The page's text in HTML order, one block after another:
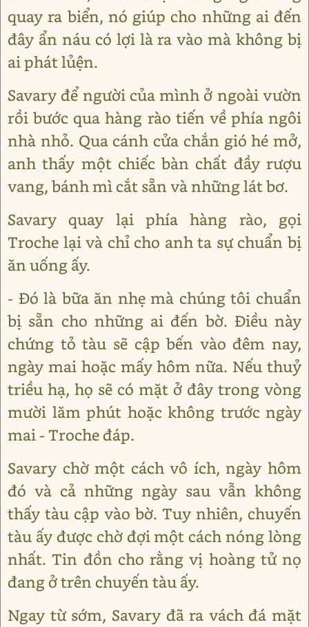
quay ra biển, nó giúp cho những ai đến
đây ẩn náu có lợi là ra vào mà không bị
ai phát lủện.
Savary để người của mình ở ngoài vườn
rồi bước qua hàng rào tiến về phía ngôi
nhà nhỏ. Qua cánh cửa chắn gió hé mở,
anh thấy một chiếc bàn chất đầy rượu
vang, bánh mì cắt sẵn và những lát bơ.
Savary quay lại phía hàng rào, gọi
Troche lại và chỉ cho anh ta sự chuẩn bị
ăn uống ấy.
- Đó là bữa ăn nhẹ mà chúng tôi chuẩn
bị sẵn cho những ai đến bờ. Điều này
chứng tỏ tàu sẽ cập bến vào đêm nay,
ngày mai hoặc mấy hôm nữa. Nếu thuỷ
triều hạ, họ sẽ có mặt ở đây trong vòng
mười lăm phút hoặc không trước ngày
mai - Troche đáp.
Savary chờ một cách vô ích, ngày hôm
đó và cả những ngày sau vẫn không
thấy tàu cập vào bờ. Tuy nhiên, chuyến
tàu ấy được chờ đợi một cách nóng lòng
nhất. Tin đồn cho rằng vị hoàng tử nọ
đang ở trên chuyến tàu ấy.
Ngay từ sớm, Savary đã ra vách đá mặt